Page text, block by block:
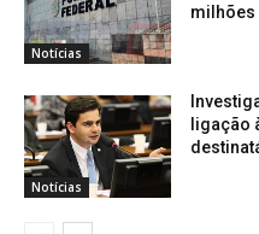
Notícias
milhões
Notícias
ligação